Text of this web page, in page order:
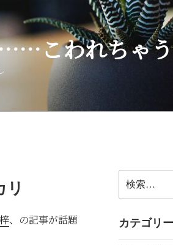
こわれちゃう
リ
、の記事が話題
索:
カテゴリー